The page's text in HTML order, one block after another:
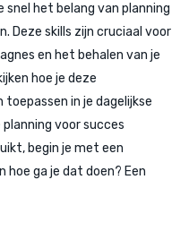
het belang van planning
Deze skills zijn cruciaal voor
en het behalen van je
hoe je deze
in je dagelijkse
voor succes
begin je met een
hoe ga je dat doen? Een